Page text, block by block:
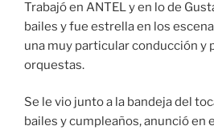
Trabajó en ANTEL y en lo de
bailes y fue estrella en los
una muy particular conducción y
orquestas.
Se le vio junto a la bandeja del
bailes y cumpleaños, anunció en